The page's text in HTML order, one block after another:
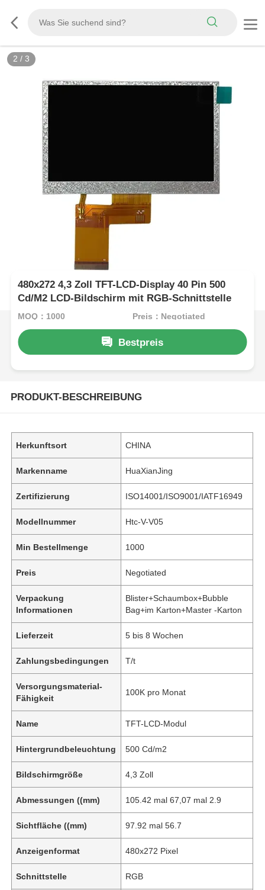
2 / 3
480x272 4,3 Zoll TFT-LCD-Display 40 Pin 500
Cd/M2 LCD-Bildschirm mit RGB-Schnittstelle
MOQ：1000 Preis：Negotiated
Bestpreis
PRODUKT-BESCHREIBUNG
Herkunftsort CHINA
Markenname HuaXianJing
Zertifizierung ISO14001/ISO9001/IATF16949
Modellnummer Htc-V-V05
Min Bestellmenge 1000
Preis Negotiated
Verpackung
Informationen
Blister+Schaumbox+Bubble
Bag+im Karton+Master -Karton
Lieferzeit 5 bis 8 Wochen
Zahlungsbedingungen T/t
Versorgungsmaterial-
Fähigkeit
100K pro Monat
Name TFT-LCD-Modul
Hintergrundbeleuchtung 500 Cd/m2
Bildschirmgröße 4,3 Zoll
Abmessungen ((mm) 105.42 mal 67,07 mal 2.9
Sichtfläche ((mm) 97.92 mal 56.7
Anzeigenformat 480x272 Pixel
Schnittstelle RGB